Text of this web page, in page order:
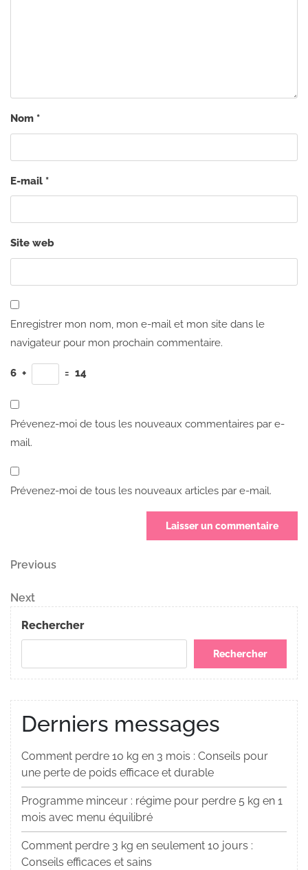
Nom *
E-mail *
Site web
Enregistrer mon nom, mon e-mail et mon site dans le
navigateur pour mon prochain commentaire.
6 + = 14
Prévenez-moi de tous les nouveaux commentaires par e-
mail.
Prévenez-moi de tous les nouveaux articles par e-mail.
Navigation
de
l’article
Previous
Previous
Next
Post
Next
Rechercher
Rechercher
Derniers messages
Comment perdre 10 kg en 3 mois : Conseils pour
une perte de poids efficace et durable
Programme minceur : régime pour perdre 5 kg en 1
mois avec menu équilibré
Comment perdre 3 kg en seulement 10 jours :
Conseils efficaces et sains